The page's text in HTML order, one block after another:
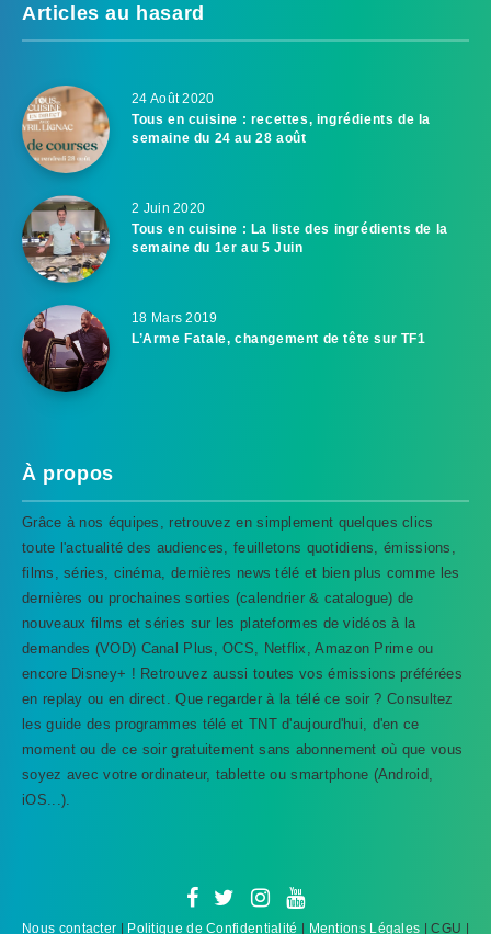
Articles au hasard
24 Août 2020
Tous en cuisine : recettes, ingrédients de la
semaine du 24 au 28 août
2 Juin 2020
Tous en cuisine : La liste des ingrédients de la
semaine du 1er au 5 Juin
18 Mars 2019
L’Arme Fatale, changement de tête sur TF1
À propos
Grâce à nos équipes, retrouvez en simplement quelques clics
toute l'actualité des audiences, feuilletons quotidiens, émissions,
films, séries, cinéma, dernières news télé et bien plus comme les
dernières ou prochaines sorties (calendrier & catalogue) de
nouveaux films et séries sur les plateformes de vidéos à la
demandes (VOD) Canal Plus, OCS, Netflix, Amazon Prime ou
encore Disney+ ! Retrouvez aussi toutes vos émissions préférées
en replay ou en direct. Que regarder à la télé ce soir ? Consultez
les guide des programmes télé et TNT d'aujourd'hui, d'en ce
moment ou de ce soir gratuitement sans abonnement où que vous
soyez avec votre ordinateur, tablette ou smartphone (Android,
iOS...).
Nous contacter | Politique de Confidentialité | Mentions Légales | CGU |
TVProgramme respecte votre vie
TVProgramme utilise des Cookies dans le but de traiter
Accepter